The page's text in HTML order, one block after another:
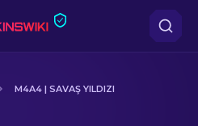
M4A4 | SAVAŞ YILDIZI